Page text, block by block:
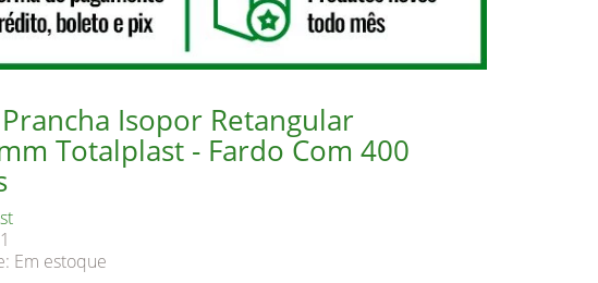
Isopor Retangular
Totalplast - Fardo Com 400
Em estoque